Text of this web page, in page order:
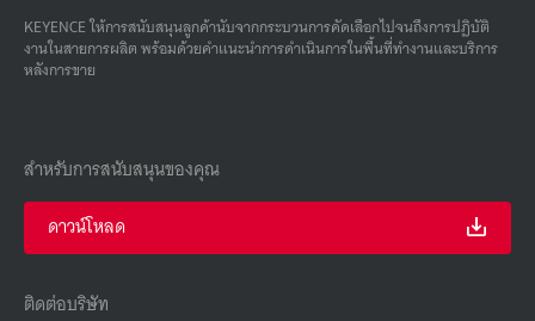
KEYENCE ให้การสนับสนุนลูกค้านับจากกระบวนการคัดเลือกไปจนถึงการปฏิบัติ
งานในสายการผลิต พร้อมด้วยคําแนะนําการดําเนินการในพื้นที่ทํางานและบริการ
หลังการขาย
สำหรับการสนับสนุนของคุณ
ดาวน์โหลด
ติดต่อบริษัท